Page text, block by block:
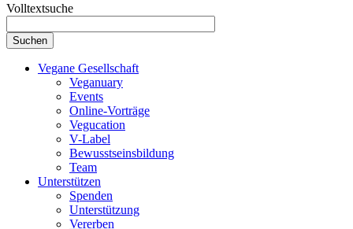
Volltextsuche
Vegane Gesellschaft
Veganuary
Events
Online-Vorträge
Vegucation
V-Label
Bewusstseinsbildung
Team
Unterstützen
Spenden
Unterstützung
Vererben